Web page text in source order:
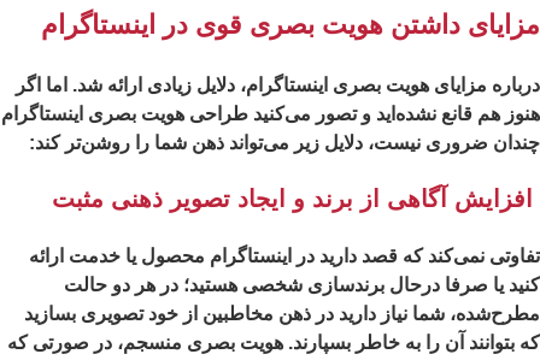
داشتن هویت بصری قوی در اینستاگرام
مزایای هویت بصری اینستاگرام، دلایل زیادی ارائه شد. اما اگر
هم قانع نشده‌اید و تصور می‌کنید طراحی هویت بصری اینستاگرام
ضروری نیست، دلایل زیر می‌تواند ذهن شما را روشن‌تر کند:
آگاهی از برند و ایجاد تصویر ذهنی مثبت
نمی‌کند که قصد دارید در اینستاگرام محصول یا خدمت ارائه
یا صرفا درحال برندسازی شخصی هستید؛ در هر دو حالت
شما نیاز دارید در ذهن مخاطبین از خود تصویری بسازید
بتوانند آن را به خاطر بسپارند. هویت بصری منسجم، در صورتی که